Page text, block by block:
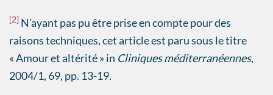
[2] N’ayant pas pu être prise en compte pour des
raisons techniques, cet article est paru sous le titre
« Amour et altérité » in Cliniques méditerranéennes,
2004/1, 69, pp. 13-19.